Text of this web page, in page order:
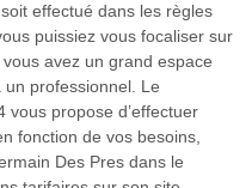
effectué dans les règles
puissiez vous focaliser sur
avez un grand espace
un professionnel. Le
vous propose d’effectuer
fonction de vos besoins,
Des Pres dans le